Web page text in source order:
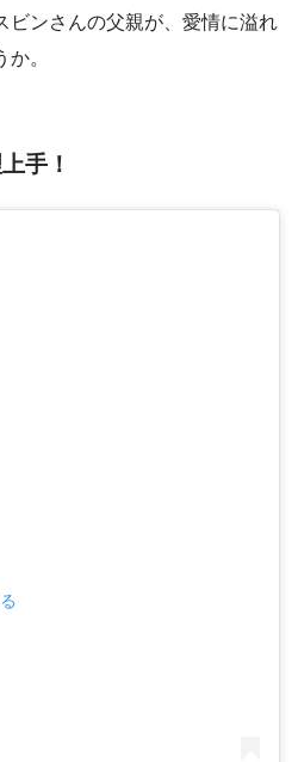
ビンさんの父親が、愛情に溢れ
。
手！